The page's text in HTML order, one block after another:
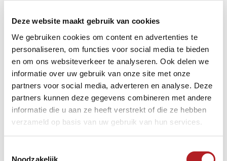
Deze website maakt gebruik van cookies
We gebruiken cookies om content en advertenties te
personaliseren, om functies voor social media te bieden
en om ons websiteverkeer te analyseren. Ook delen we
informatie over uw gebruik van onze site met onze
partners voor social media, adverteren en analyse. Deze
partners kunnen deze gegevens combineren met andere
informatie die u aan ze heeft verstrekt of die ze hebben
verzameld op basis van uw gebruik van hun services.
Noodzakelijk
We vroegen KNBB Sectie Snooker voorzitter Paul
Swanenburg naar zijn oordeel over de afgelopen weken, en
een kleine vooruitblik naar het NK Heren van komend
weekend.
Afgelopen weekend was het NK Snooker Senioren. Komend
weekend is het NK Snooker Heren. Wat is het verschil? En,
doen er ook veel Senioren deelnemers mee aan het NK
Senioren moet je minimaal 40 jaar oud zijn. Een aantal